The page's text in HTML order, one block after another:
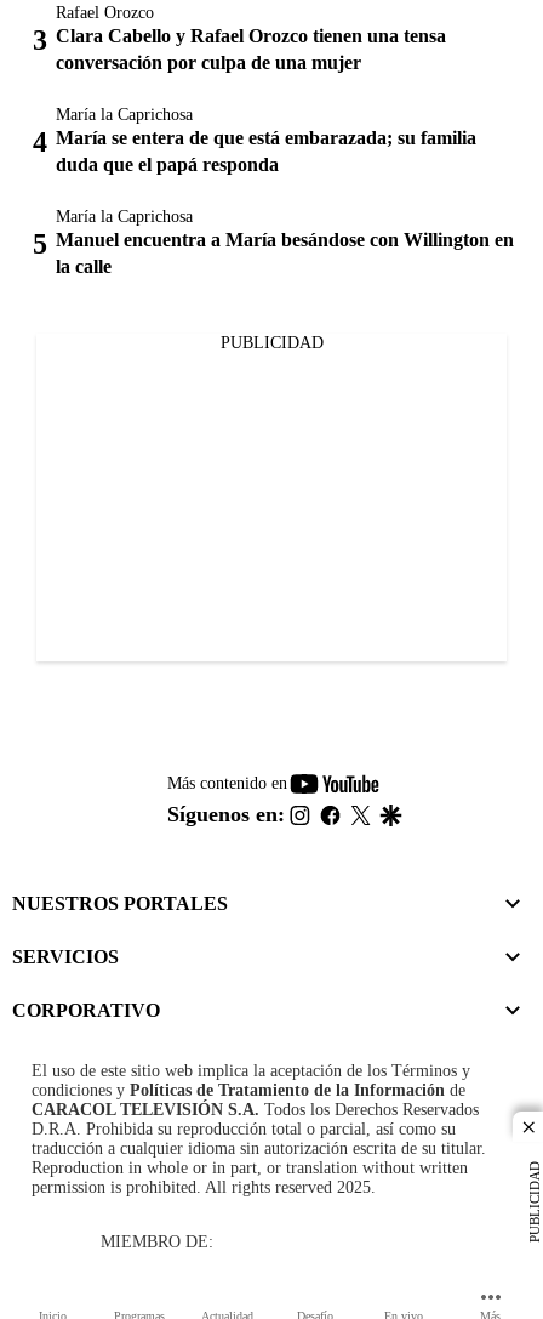
Inicio Programas Actualidad Desafío En vivo Más
PUBLICIDAD
Rafael Orozco
Clara Cabello y Rafael Orozco tienen una tensa
conversación por culpa de una mujer
María la Caprichosa
María se entera de que está embarazada; su familia
duda que el papá responda
María la Caprichosa
Manuel encuentra a María besándose con Willington en
la calle
PUBLICIDAD
Más contenido en
youtube-
footer
Síguenos en: instagram
facebook
twitter
NUESTROS PORTALES
SERVICIOS
CORPORATIVO
El uso de este sitio web implica la aceptación de los Términos y
condiciones y Políticas de Tratamiento de la Información de
CARACOL TELEVISIÓN S.A. Todos los Derechos Reservados
D.R.A. Prohibida su reproducción total o parcial, así como su
traducción a cualquier idioma sin autorización escrita de su titular.
Reproduction in whole or in part, or translation without written
permission is prohibited. All rights reserved 2025.
MIEMBRO DE: